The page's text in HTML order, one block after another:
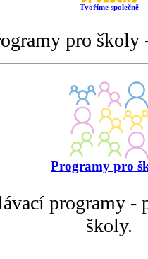
Tvoříme společně
pro
Programy pro
programy -
školy.